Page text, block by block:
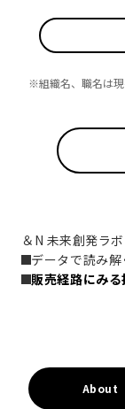
※組織名、職名は現
＆N 未来創発ラボ
データで読み
販売経路にみ
About